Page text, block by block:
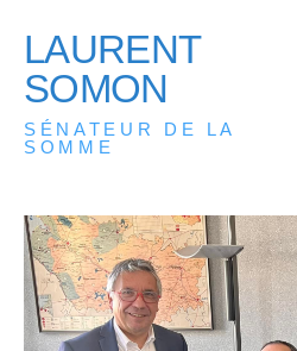
LAURENT
SOMON
SÉNATEUR DE LA
SOMME